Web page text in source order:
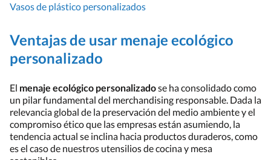
Vasos de plástico personalizados
Ventajas de usar menaje ecológico
personalizado
El menaje ecológico personalizadose ha consolidado como
un pilar fundamental del merchandising responsable. Dada la
relevancia global de la preservación del medio ambiente y el
compromiso ético que las empresas están asumiendo, la
tendencia actual se inclina hacia productos duraderos, como
es el caso de nuestros utensilios de cocina y mesa